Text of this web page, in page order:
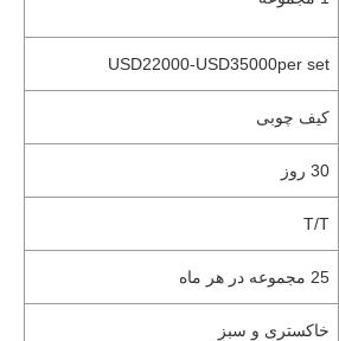
USD22000-USD35000per set
کیف چوبی
30 روز
T/T
25 مجموعه در هر ماه
خاکستری و سبز